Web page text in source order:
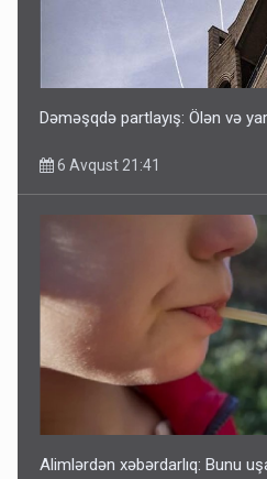
Dəməşqdə partlayış: Ölən və
6 Avqust 21:41
Alimlərdən xəbərdarlıq: Bunu